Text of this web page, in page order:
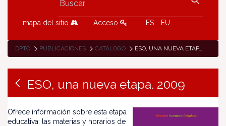
mapa del sitio Acceso ES EU
DPTO PUBLICACIONES CATÁLOGO ESO, UNA NUEVA ETAPA. 2009
ESO, una nueva etapa. 2009
Ofrece información sobre esta etapa
educativa: las materias y horarios de